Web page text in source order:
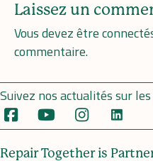
Laissez un
Vous devez être
commentaire.
Suivez nos actualités sur
Repair Together is